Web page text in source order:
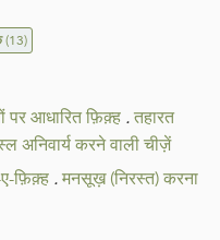
(13)
पर आधारित फ़िक़्ह.तहारत
अनिवार्य करने वाली चीज़ें
फ़िक़्ह.मनसूख़ (निरस्त) करना